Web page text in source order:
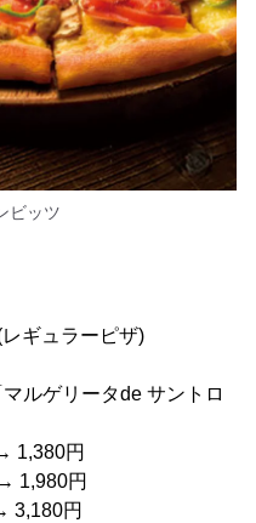
ビッツ
ギュラーピザ)
ゲリータde サントロ
円
円
円